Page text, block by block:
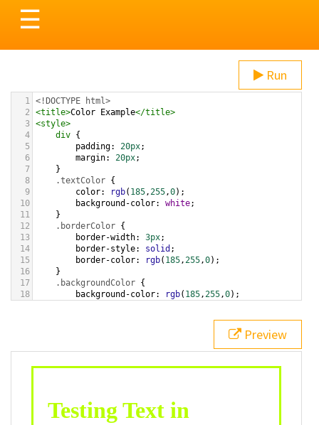
Toggle
navigation
☰
Run
1 <!DOCTYPE html>
2
<title>Color Example</title>
3 <style>
4
div {
5
padding: 20px;
6
margin: 20px;
7
}
8
.textColor {
9
color: rgb( 185,255,0);
10
background-color: white;
11
}
12
.borderColor {
13
border-width: 3px;
14
border-style: solid ;
15
border-color: rgb( 185,255,0);
16
}
17
.backgroundColor {
18
background-color: rgb( 185,255,0);
bottom ,
white, rgb(185,255,0));
div class="textColor borderColor"
< h1>Testing Text in rgb(185,255,0)
Preview